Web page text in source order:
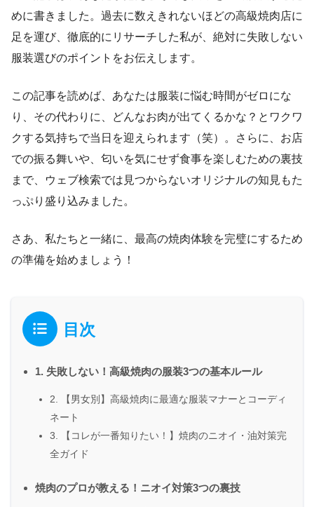
めに書きました。過去に数えきれないほどの高級焼肉店に
足を運び、徹底的にリサーチした私が、絶対に失敗しない
服装選びのポイントをお伝えします。
この記事を読めば、あなたは服装に悩む時間がゼロにな
り、その代わりに、どんなお肉が出てくるかな？とワクワ
クする気持ちで当日を迎えられます（笑）。さらに、お店
での振る舞いや、匂いを気にせず食事を楽しむための裏技
まで、ウェブ検索では見つからないオリジナルの知見もた
っぷり盛り込みました。
さあ、私たちと一緒に、最高の焼肉体験を完璧にするため
の準備を始めましょう！
目次
1. 失敗しない！高級焼肉の服装3つの基本ルール
2. 【男女別】高級焼肉に最適な服装マナーとコーディ
ネート
3. 【コレが一番知りたい！】焼肉のニオイ・油対策完
全ガイド
焼肉のプロが教える！ニオイ対策3つの裏技